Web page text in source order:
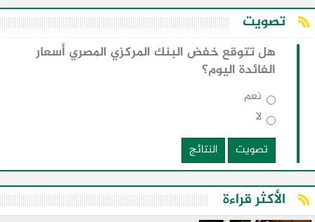
تصويت
هل تتوقع خفض البنك المركزي المصري أسعار
الفائدة اليوم؟
نعم
لا
تصويت
النتائج
الأكثر قراءة